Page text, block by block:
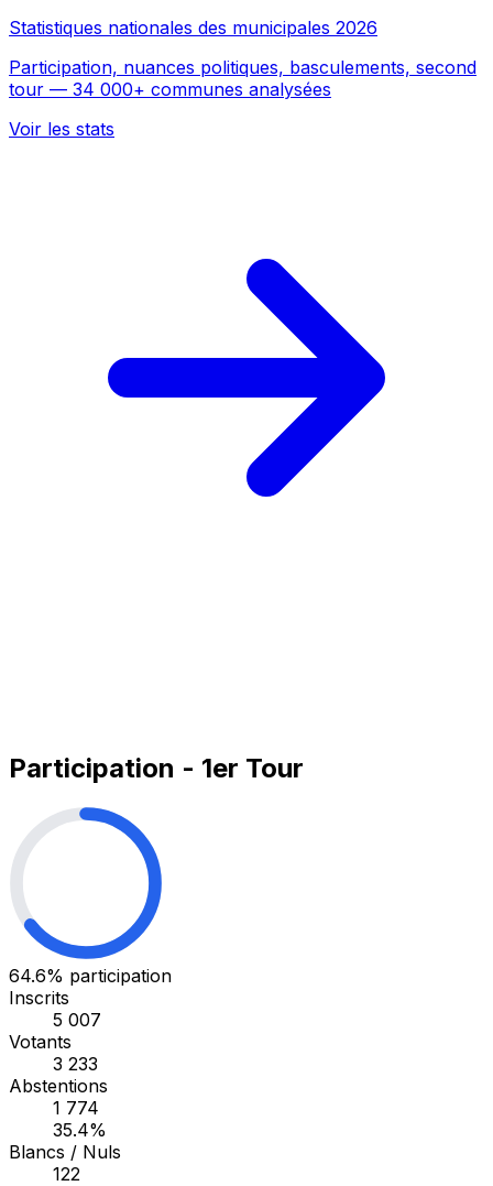
Statistiques nationales des municipales 2026
Participation, nuances politiques, basculements, second
tour — 34 000+ communes analysées
Voir les stats
Participation - 1er Tour
64.6% participation
Inscrits
5 007
Votants
3 233
Abstentions
1 774
35.4%
Blancs / Nuls
122